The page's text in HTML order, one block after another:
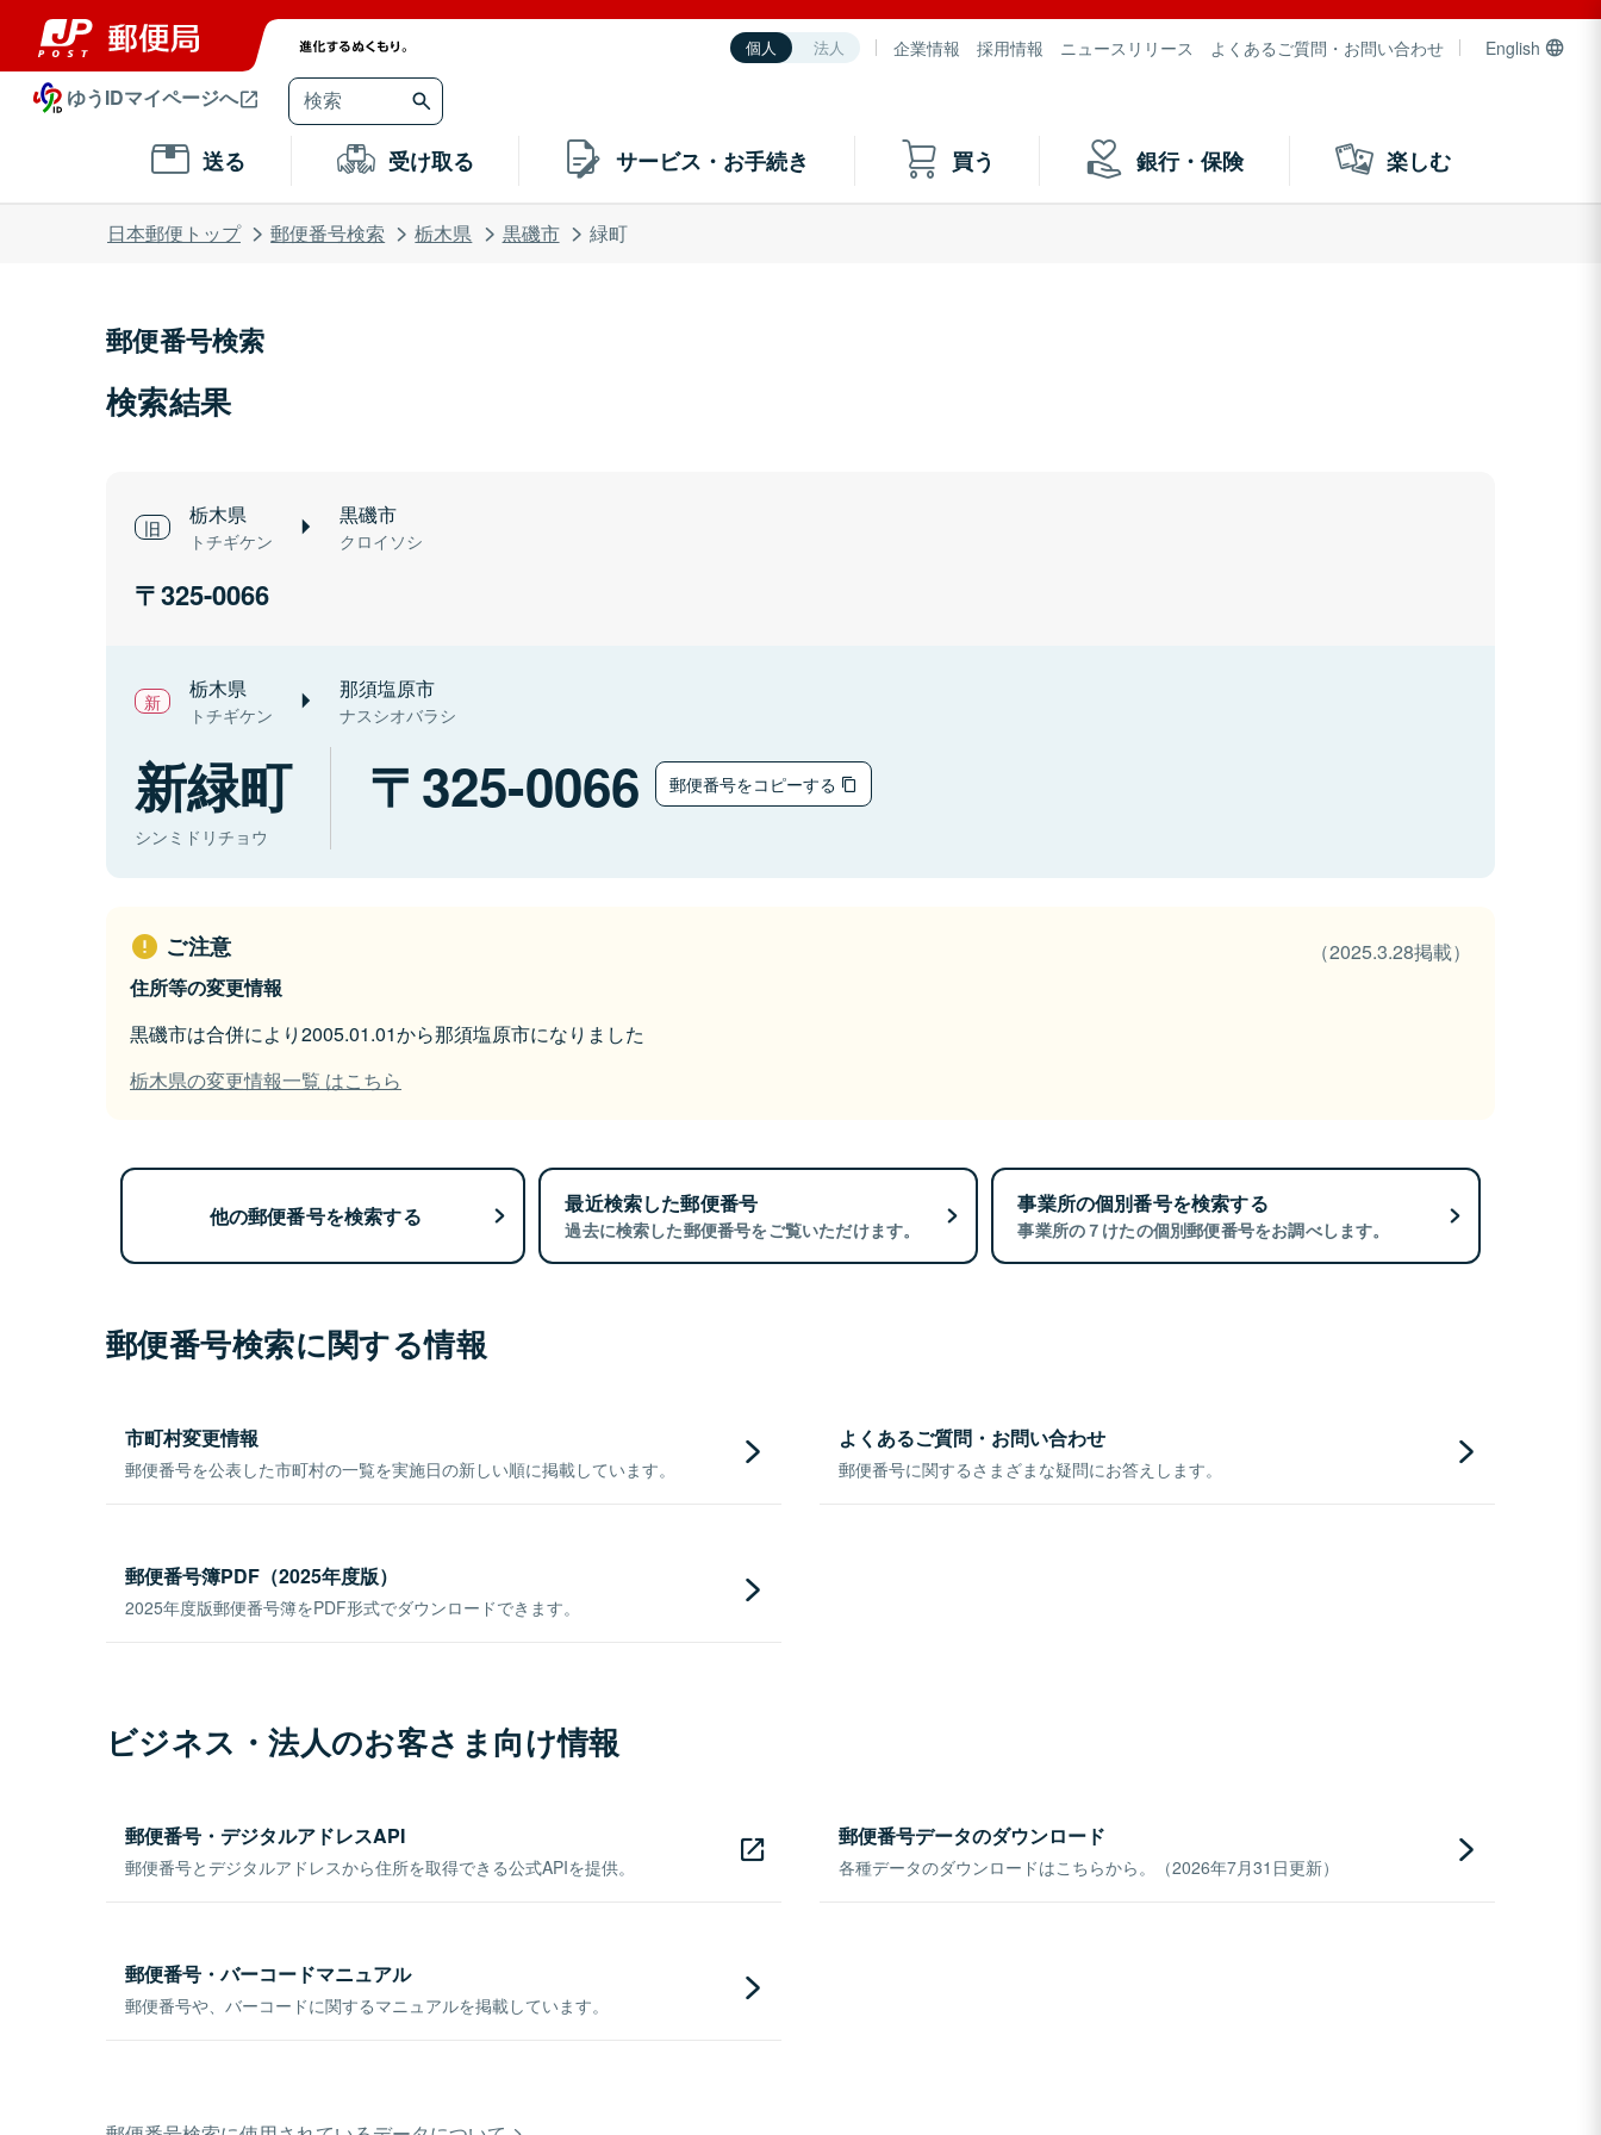
個人 法人 企業情報 採用情報 ニュースリリース よくあるご質問・お問い合わせ English
ゆうIDマイページへ
送る 受け取る サービス・お手続き 買う 銀行・保険 楽しむ
日本郵便トップ 郵便番号検索 栃木県 黒磯市 緑町
郵便番号検索
検索結果
栃木県
トチギケン
黒磯市
クロイソシ
325-0066
栃木県
トチギケン
那須塩原市
ナスシオバラシ
新緑町
シンミドリチョウ
325-0066 郵便番号をコピーする
ご注意
（2025.3.28掲載）
住所等の変更情報
黒磯市は合併により2005.01.01から那須塩原市になりました
栃木県の変更情報一覧 はこちら
他の郵便番号を検索する 最近検索した郵便番号
過去に検索した郵便番号をご覧いただけます。
事業所の個別番号を検索する
事業所の７けたの個別郵便番号をお調べします。
郵便番号検索に関する情報
市町村変更情報
郵便番号を公表した市町村の一覧を実施日の新しい順に掲載しています。
よくあるご質問・お問い合わせ
郵便番号に関するさまざまな疑問にお答えします。
郵便番号簿PDF（2025年度版）
2025年度版郵便番号簿をPDF形式でダウンロードできます。
ビジネス・法人のお客さま向け情報
郵便番号・デジタルアドレスAPI
郵便番号とデジタルアドレスから住所を取得できる公式APIを提供。
郵便番号データのダウンロード
各種データのダウンロードはこちらから。（2026年7月31日更新）
郵便番号・バーコードマニュアル
郵便番号や、バーコードに関するマニュアルを掲載しています。